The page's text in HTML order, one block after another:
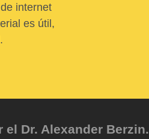
internet
es útil,
Dr. Alexander Berzin.